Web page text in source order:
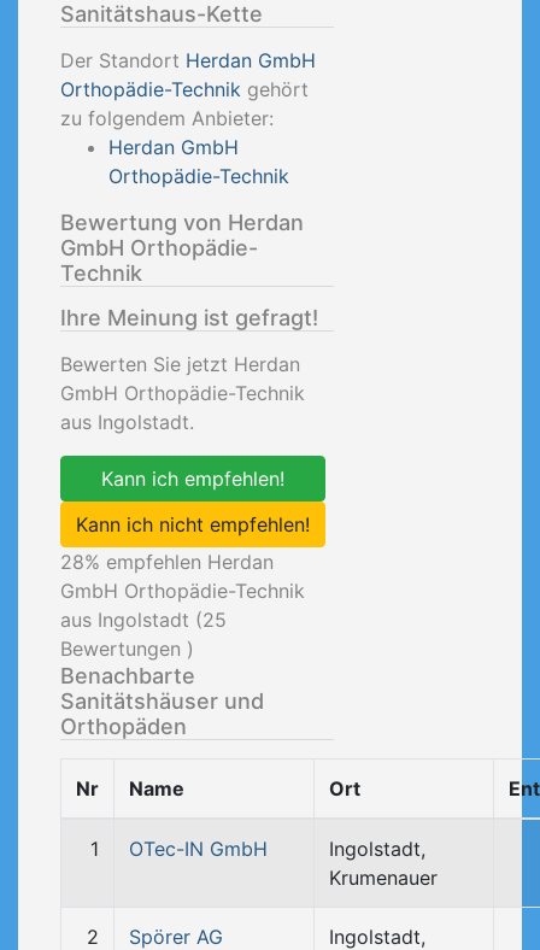
Sanitätshaus-Kette
Der Standort Herdan GmbH
Orthopädie-Technik gehört
zu folgendem Anbieter:
Herdan GmbH
Orthopädie-Technik
Bewertung von Herdan
GmbH Orthopädie-
Technik
Ihre Meinung ist gefragt!
Bewerten Sie jetzt Herdan
GmbH Orthopädie-Technik
aus Ingolstadt.
Kann ich empfehlen!
Kann ich nicht empfehlen!
28% empfehlen Herdan
GmbH Orthopädie-Technik
aus Ingolstadt (25
Bewertungen )
Benachbarte
Sanitätshäuser und
Orthopäden
Nr Name Ort
1 OTec-IN GmbH
Ingolstadt,
Krumenauer
2 Spörer AG
Ingolstadt,